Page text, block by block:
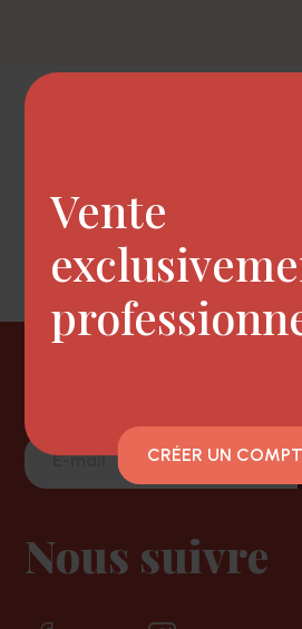
Cire de coiffage a l'effet
effet mat
Nous suivre
Vente
CRÉER UN